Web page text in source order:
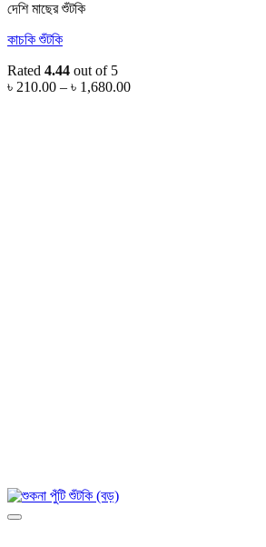
দেশি মাছের শুঁটকি
কাচকি শুঁটকি
Rated 4.44 out of 5
৳ 210.00 – ৳ 1,680.00Price